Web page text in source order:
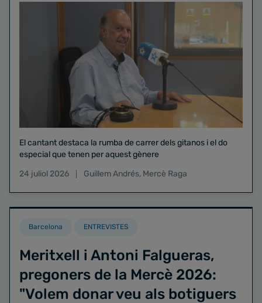
El cantant destaca la rumba de carrer dels gitanos i el do
especial que tenen per aquest gènere
24 juliol 2026
Guillem Andrés, Mercè Raga
Barcelona ENTREVISTES
Meritxell i Antoni Falgueras,
pregoners de la Mercè 2026:
"Volem donar veu als botiguers